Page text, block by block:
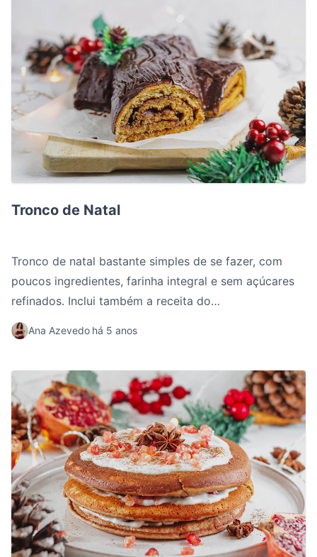
Tronco de Natal
Tronco de natal bastante simples de se fazer, com
poucos ingredientes, farinha integral e sem açúcares
refinados. Inclui também a receita do
recheio/cobertura maravilhosa que é muito fácil. Uma
ótima sobremesa para a sua mesa de natal.
Ana Azevedo há 5 anos